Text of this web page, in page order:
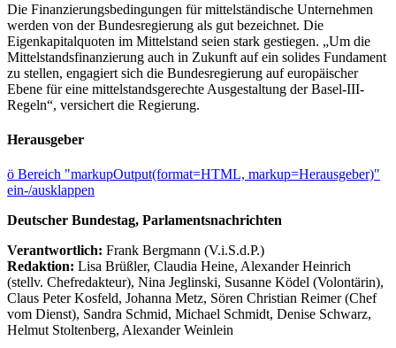
Die Finanzierungsbedingungen für mittelständische Unternehmen
werden von der Bundesregierung als gut bezeichnet. Die
Eigenkapitalquoten im Mittelstand seien stark gestiegen. „Um die
Mittelstandsfinanzierung auch in Zukunft auf ein solides Fundament
zu stellen, engagiert sich die Bundesregierung auf europäischer
Ebene für eine mittelstandsgerechte Ausgestaltung der Basel-III-
Regeln“, versichert die Regierung.
Herausgeber
ö Bereich "markupOutput(format=HTML, markup=Herausgeber)"
ein-/ausklappen
Deutscher Bundestag, Parlamentsnachrichten
Verantwortlich: Frank Bergmann (V.i.S.d.P.)
Redaktion: Lisa Brüßler, Claudia Heine, Alexander Heinrich
(stellv. Chefredakteur), Nina Jeglinski, Susanne Ködel (Volontärin),
Claus Peter Kosfeld, Johanna Metz, Sören Christian Reimer (Chef
vom Dienst), Sandra Schmid, Michael Schmidt, Denise Schwarz,
Helmut Stoltenberg, Alexander Weinlein